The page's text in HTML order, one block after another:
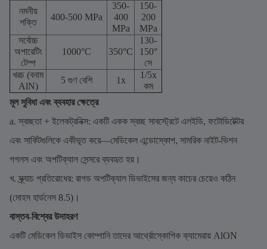
নমনীয়
শক্তি
400-500 MPa
350-
400
MPa
150-
200
MPa
সর্বোচ্চ
অপারেটিং
টেম্প
1000°C 350°C
130-
150°
সে
খরচ (বনাম
AlN)
5 গুণ বেশি 1x
1/5x
কম
মূল সুবিধা এবং ব্যবহার ক্ষেত্রে
a. স্বচ্ছতা + ইলেকট্রনিক্স: একটি একক স্বচ্ছ সাবস্ট্রেটে এলইডি, ফটোডিটেক্টর
এবং সার্কিটগুলিকে একীভূত করে—মেডিকেল এন্ডোস্কোপ, সামরিক নাইট-ভিশন
গগলস এবং অপটিক্যাল সেন্সরে ব্যবহৃত হয়।
খ. স্ক্র্যাচ প্রতিরোধের: রাগড অপটিক্যাল ডিভাইসের জন্য কাচের চেয়েও কঠিন
(মোহস হার্ডনেস 8.5)।
বাস্তব-বিশ্বের উদাহরণ
একটি মেডিকেল ডিভাইস কোম্পানি তাদের আর্থ্রোস্কোপিক ক্যামেরায় AlON